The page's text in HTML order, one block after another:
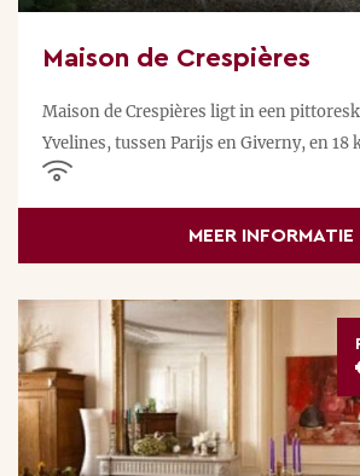
Maison de Crespières
Maison de Crespières ligt in een
Yvelines, tussen Parijs en Giverny, en 18
MEER INFORMATIE